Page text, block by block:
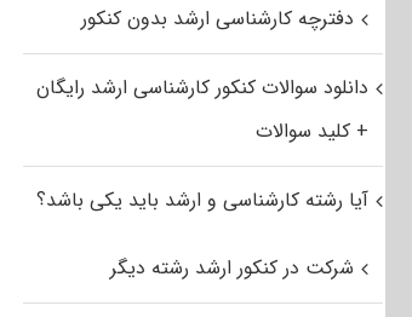
دفترچه کارشناسی ارشد بدون کنکور
دانلود سوالات کنکور کارشناسی ارشد رایگان
+ کلید سوالات
آیا رشته کارشناسی و ارشد باید یکی باشد؟
شرکت در کنکور ارشد رشته دیگر